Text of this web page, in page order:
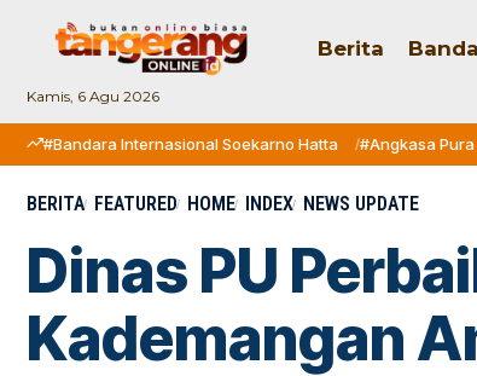
Kamis, 6 Agu 2026
Berita
#Bandara Internasional Soekarno Hatta #Angkasa Pura
BERITA FEATURED HOME INDEX NEWS UPDATE
Dinas PU
Kademangan